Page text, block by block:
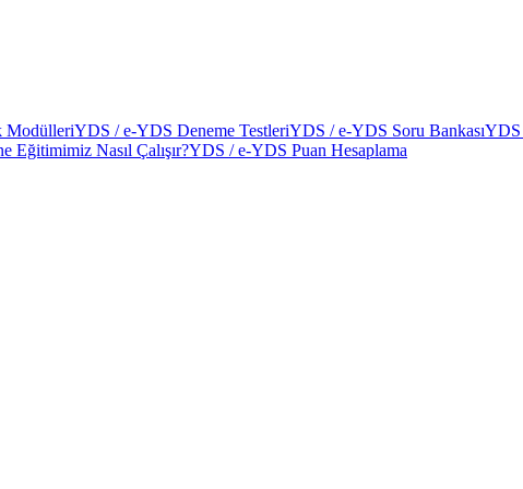
ModülleriYDS / e-YDS Deneme TestleriYDS / e-YDS Soru BankasıYDS
Eğitimimiz Nasıl Çalışır?YDS / e-YDS Puan Hesaplama